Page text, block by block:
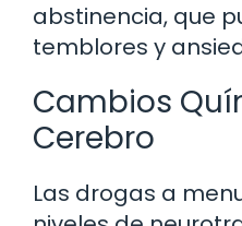
abstinencia, que
temblores y
Cambios
Cerebro
Las drogas a